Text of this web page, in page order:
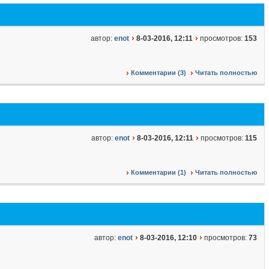
автор: enot 8-03-2016, 12:11 просмотров: 153
Комментарии (3) Читать полностью
автор: enot 8-03-2016, 12:11 просмотров: 115
Комментарии (1) Читать полностью
автор: enot 8-03-2016, 12:10 просмотров: 73